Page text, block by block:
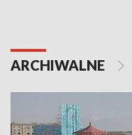
ARCHIWALNE